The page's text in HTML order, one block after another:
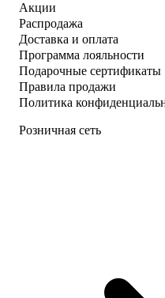
Акции
Распродажа
Доставка и оплата
Программа лояльности
Подарочные сертификаты
Правила продажи
Политика
Розничная сеть